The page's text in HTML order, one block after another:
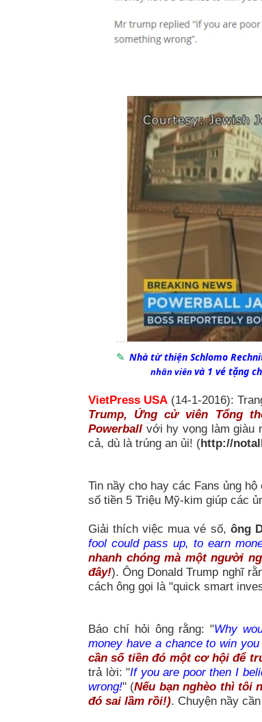
Nhà từ thiện Schlomo
nhân viên và 1 vé tặng
VietPress USA (14-1-2016):
Trump, Ứng cử viên Tổng
Powerball với hy vọng làm giàu
cả, dù là trúng an ủi! (http://
Tin nầy cho hay các Fans ủng
số tiền 5 Triệu Mỹ-kim giúp các
Giải thích việc mua vé số, ông
fool could pass up, to earn
nhanh chóng mà một người
đây!). Ông Donald Trump nghĩ
cách ông gọi là "quick smart
Báo chí hỏi ông rằng: "Why
money have a chance to win
cần số tiền đó một cơ hội để
trả lời: "If you are poor then I
wrong!" (Nếu bạn nghèo thì tôi
đó sai lầm rồi!). Chuyện nầy